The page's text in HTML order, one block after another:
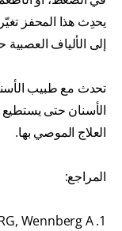
يحدِث هذا المحفز
إلى الألياف
تحدث مع طبيب
الأسنان حتى يستطيع
العلاج الموصي بها.
المراجع: